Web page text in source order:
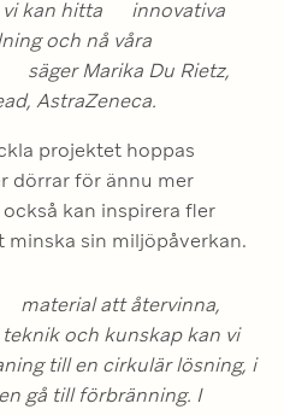
kan hitta      innovativa
och nå våra
säger Marika Du Rietz,
AstraZeneca.
projektet hoppas
dörrar för ännu mer
kan inspirera fler
sin miljöpåverkan.
material att återvinna,
och kunskap kan vi
till en cirkulär lösning, i
gå till förbränning. I